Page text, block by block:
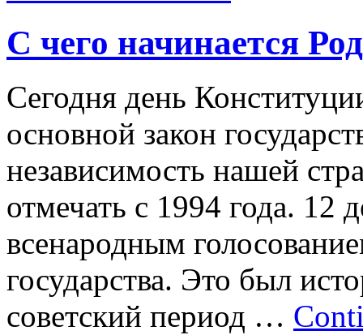
С чего начинается
Сегодня день
основной закон
независимость нашей
отмечать с 1994 года. 12
всенародным
государства. Это был
советский период …